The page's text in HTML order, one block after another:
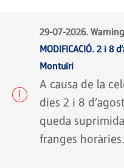
29-07-2026.
MODIFICACIÓ. 2 i 8
Montuïri
A causa de la
dies 2 i 8
queda
franges